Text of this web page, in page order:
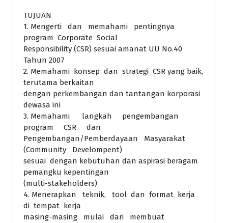
TUJUAN
1. Mengerti dan memahami pentingnya
program Corporate Social
Responsibility (CSR) sesuai amanat UU No.40
Tahun 2007
2. Memahami konsep dan strategi CSR yang baik,
terutama berkaitan
dengan perkembangan dan tantangan korporasi
dewasa ini
3. Memahami langkah pengembangan
program CSR dan
Pengembangan/Pemberdayaan Masyarakat
(Community Develompent)
sesuai dengan kebutuhan dan aspirasi beragam
pemangku kepentingan
(multi-stakeholders)
4. Menerapkan teknik, tool dan format kerja
di tempat kerja
masing-masing mulai dari membuat